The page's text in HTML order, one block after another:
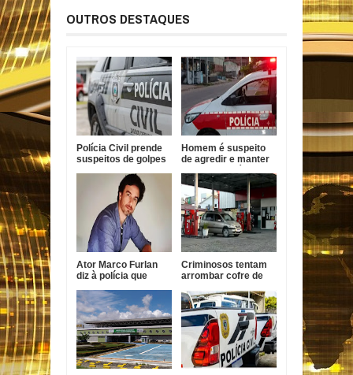
OUTROS DESTAQUES
Polícia Civil prende
suspeitos de golpes
Homem é suspeito
de agredir e manter
na Paraíba
Ator Marco Furlan
diz à polícia que
com namorada após
prisão por estupro
de vulnerável
Criminosos tentam
arrombar cofre de
combustíveis em
João Pessoa